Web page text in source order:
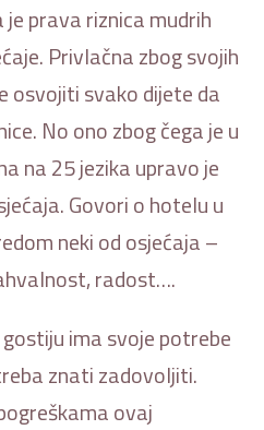
prava riznica mudrih
Privlačna zbog svojih
osvojiti svako dijete da
No ono zbog čega je u
na 25 jezika upravo je
Govori o hotelu u
neki od osjećaja –
radost….
ima svoje potrebe
znati zadovoljiti.
ovaj